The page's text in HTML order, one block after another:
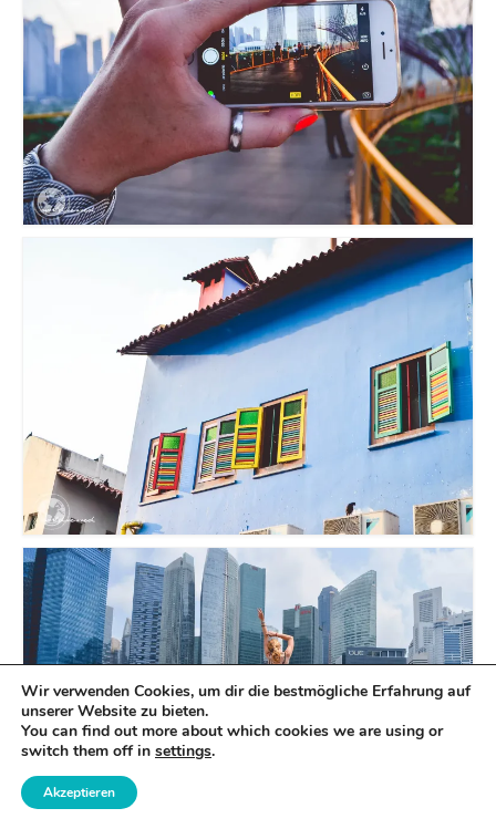
Wir verwenden Cookies, um dir die bestmögliche Erfahrung auf
unserer Website zu bieten.
You can find out more about which cookies we are using or
switch them off in settings.
Akzeptieren